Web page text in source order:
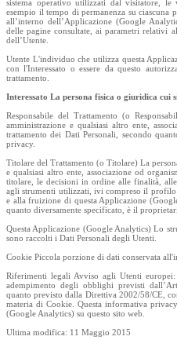
sistema operativo utilizzati dal visitatore,
esempio il tempo di permanenza su
all’interno dell’Applicazione (Google
delle pagine consultate, ai parametri relativi
dell’Utente.
Utente L'individuo che utilizza questa
con l'Interessato o essere da questo
trattamento.
Interessato La persona fisica o giuridica cui
Responsabile del Trattamento (o
amministrazione e qualsiasi altro ente,
trattamento dei Dati Personali, secondo
privacy.
Titolare del Trattamento (o Titolare) La
e qualsiasi altro ente, associazione od
titolare, le decisioni in ordine alle finalità,
agli strumenti utilizzati, ivi compreso il profilo
e alla fruizione di questa Applicazione
quanto diversamente specificato, è il
Questa Applicazione (Google Analytics) Lo
sono raccolti i Dati Personali degli Utenti.
Cookie Piccola porzione di dati conservata
Riferimenti legali Avviso agli Utenti
adempimento degli obblighi previsti
quanto previsto dalla Direttiva 2002/58/CE,
materia di Cookie. Questa informativa
(Google Analytics) su questo sito web.
Ultima modifica: 11 Maggio 2015